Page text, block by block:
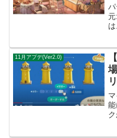
11月アプデ(Ver2.0)